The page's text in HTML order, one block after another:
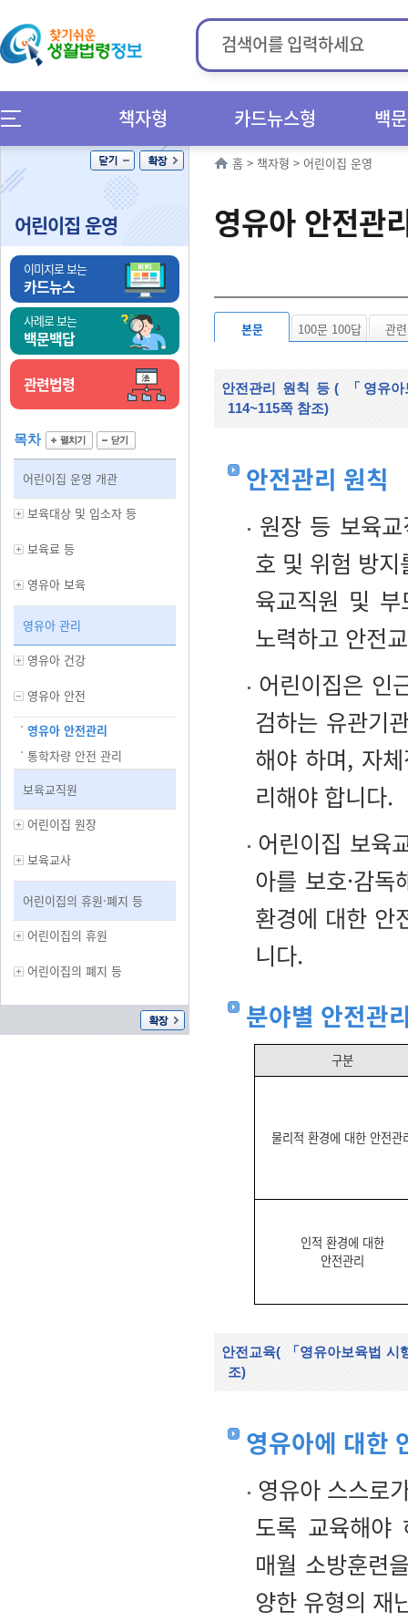
책자형 카드뉴스형 백
어린이집 운영
이미지로 보는
카드뉴스
사례로 보는
백문백답
관련법령
목차
어린이집 운영 개관
보육대상 및 입소자 등
보육료 등
영유아 보육
영유아 관리
영유아 건강
영유아 안전
영유아 안전관리
통학차량 안전 관리
보육교직원
어린이집 원장
보육교사
어린이집의 휴원·폐지 등
어린이집의 휴원
어린이집의 폐지 등
홈 > 책자형 > 어린이집 운영
영유아 안전관
본문 100문 100답 관
안전관리 원칙 등 (
「영유
114~115쪽 참조)
안전관리 원칙
원장 등 보육
호 및 위험 방
육교직원 및
노력하고 안전
어린이집은 인
검하는 유관기
해야 하며, 자
리해야 합니다.
어린이집 보육
아를 보호·감
환경에 대한 안
니다.
분야별 안전관
구분
물리적 환경에 대한 안전관
인적 환경에 대한
안전관리
안전교육(
「영유아보육법
조)
영유아에 대한
영유아 스스로
도록 교육해야
매월 소방훈련
양한 유형의 재